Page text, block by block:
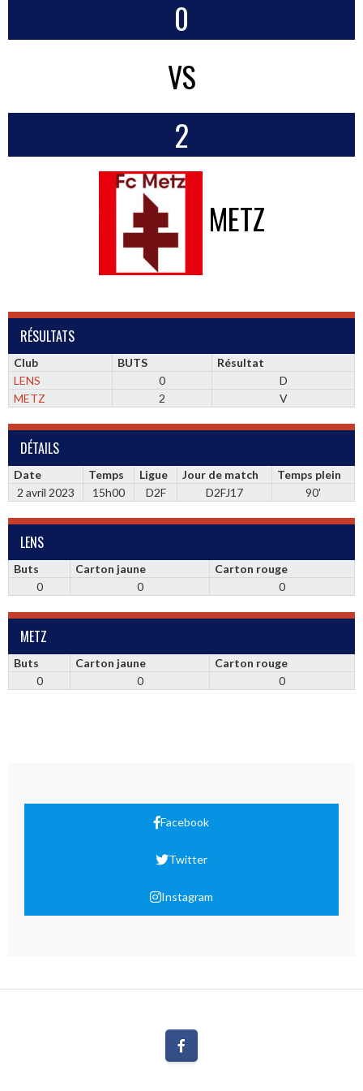
0
VS
2
METZ
RÉSULTATS
Club BUTS
Résultat
LENS
0
D
METZ
2 V
DÉTAILS
Date Temps Ligue Jour de match
Temps plein
2 avril 2023
15h00 D2F D2FJ17 90'
LENS
Buts Carton jaune
Carton rouge
0
0 0
METZ
Buts Carton jaune
Carton rouge
0
0 0
Facebook
Twitter
Instagram